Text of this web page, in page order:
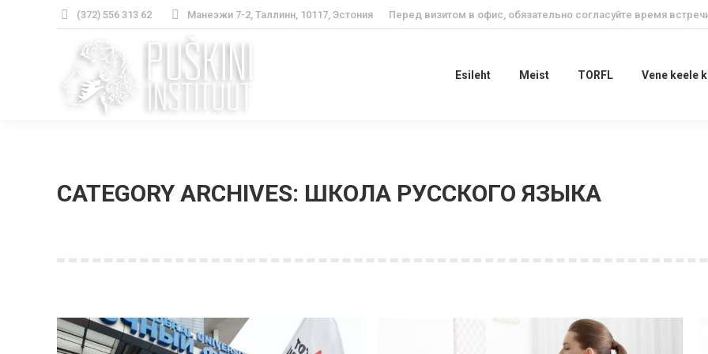
(372) 556 313 62 Манеэжи 7-2, Таллинн, 10117, Эстония Перед визитом в офис, обязательно согласуйте время
Esileht Meist TORFL Vene keele
CATEGORY ARCHIVES: ШКОЛА РУССКОГО ЯЗЫКА